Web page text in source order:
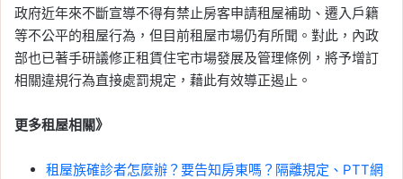
政府近年來不斷宣導不得有禁止房客申請租屋補助、遷入戶籍
等不公平的租屋行為，但目前租屋市場仍有所聞。對此，內政
部也已著手研議修正租賃住宅市場發展及管理條例，將予增訂
相關違規行為直接處罰規定，藉此有效導正遏止。
更多租屋相關》
租屋族確診者怎麼辦？要告知房東嗎？隔離規定、PTT網